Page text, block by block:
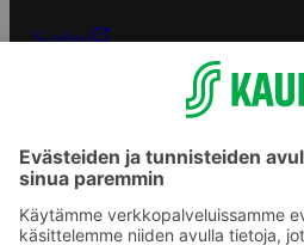
S-ryhmä
Yhteishyvä Ruoka -sovellus
Sokos.fi
Yhteishyvä